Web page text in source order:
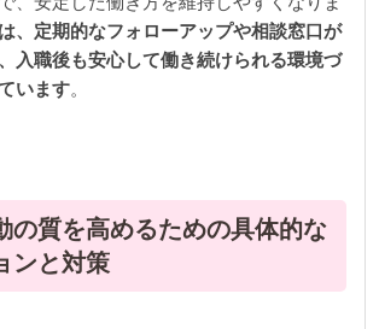
、定期的なフォローアップや相談窓口が
入職後も安心して働き続けられる環境づ
います。
の質を高めるための具体的な
ンと対策